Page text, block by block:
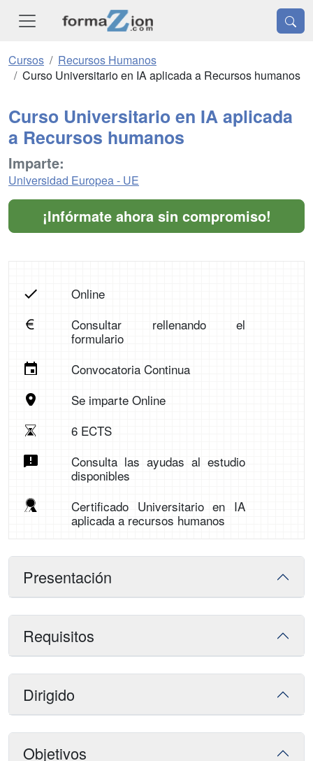
Cursos
Recursos Humanos
Curso Universitario en IA aplicada a Recursos humanos
Curso Universitario en IA aplicada
a Recursos humanos
Imparte:
Universidad Europea - UE
¡Infórmate ahora sin compromiso!
Online
Consultar rellenando el
formulario
Convocatoria Continua
Se imparte Online
6 ECTS
Consulta las ayudas al estudio
disponibles
Certificado Universitario en IA
aplicada a recursos humanos
Presentación
Requisitos
Dirigido
Objetivos